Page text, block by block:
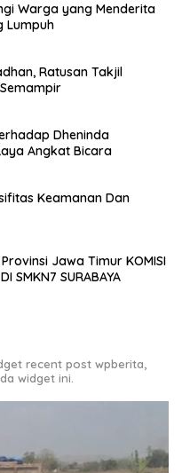
Warga yang Menderita
Lumpuh
Ratusan Takjil
Dheninda
Angkat Bicara
Keamanan Dan
Jawa Timur KOMISI
SMKN7 SURABAYA
recent post wpberita,
widget ini.